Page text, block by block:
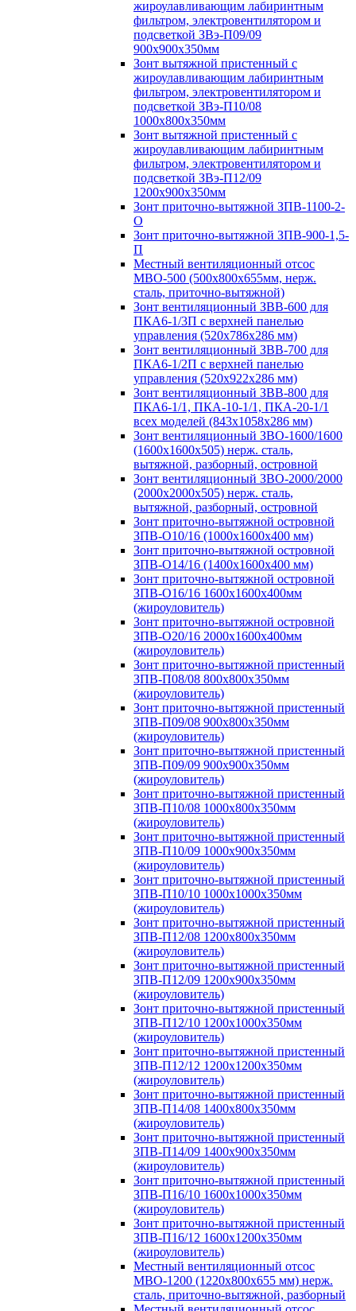
жироулавливающим лабиринтным
фильтром, электровентилятором и
подсветкой ЗВэ-П09/09
900х900х350мм
Зонт вытяжной пристенный с
жироулавливающим лабиринтным
фильтром, электровентилятором и
подсветкой ЗВэ-П10/08
1000х800х350мм
Зонт вытяжной пристенный с
жироулавливающим лабиринтным
фильтром, электровентилятором и
подсветкой ЗВэ-П12/09
1200х900х350мм
Зонт приточно-вытяжной ЗПВ-1100-2-
О
Зонт приточно-вытяжной ЗПВ-900-1,5-
П
Местный вентиляционный отсос
МВО-500 (500х800х655мм, нерж.
сталь, приточно-вытяжной)
Зонт вентиляционный ЗВВ-600 для
ПКА6-1/3П с верхней панелью
управления (520х786х286 мм)
Зонт вентиляционный ЗВВ-700 для
ПКА6-1/2П с верхней панелью
управления (520х922х286 мм)
Зонт вентиляционный ЗВВ-800 для
ПКА6-1/1, ПКА-10-1/1, ПКА-20-1/1
всех моделей (843х1058х286 мм)
Зонт вентиляционный ЗВО-1600/1600
(1600х1600х505) нерж. сталь,
вытяжной, разборный, островной
Зонт вентиляционный ЗВО-2000/2000
(2000х2000х505) нерж. сталь,
вытяжной, разборный, островной
Зонт приточно-вытяжной островной
ЗПВ-О10/16 (1000х1600х400 мм)
Зонт приточно-вытяжной островной
ЗПВ-О14/16 (1400х1600х400 мм)
Зонт приточно-вытяжной островной
ЗПВ-О16/16 1600х1600х400мм
(жироуловитель)
Зонт приточно-вытяжной островной
ЗПВ-О20/16 2000х1600х400мм
(жироуловитель)
Зонт приточно-вытяжной пристенный
ЗПВ-П08/08 800х800х350мм
(жироуловитель)
Зонт приточно-вытяжной пристенный
ЗПВ-П09/08 900х800х350мм
(жироуловитель)
Зонт приточно-вытяжной пристенный
ЗПВ-П09/09 900х900х350мм
(жироуловитель)
Зонт приточно-вытяжной пристенный
ЗПВ-П10/08 1000х800х350мм
(жироуловитель)
Зонт приточно-вытяжной пристенный
ЗПВ-П10/09 1000х900х350мм
(жироуловитель)
Зонт приточно-вытяжной пристенный
ЗПВ-П10/10 1000х1000х350мм
(жироуловитель)
Зонт приточно-вытяжной пристенный
ЗПВ-П12/08 1200х800х350мм
(жироуловитель)
Зонт приточно-вытяжной пристенный
ЗПВ-П12/09 1200х900х350мм
(жироуловитель)
Зонт приточно-вытяжной пристенный
ЗПВ-П12/10 1200х1000х350мм
(жироуловитель)
Зонт приточно-вытяжной пристенный
ЗПВ-П12/12 1200х1200х350мм
(жироуловитель)
Зонт приточно-вытяжной пристенный
ЗПВ-П14/08 1400х800х350мм
(жироуловитель)
Зонт приточно-вытяжной пристенный
ЗПВ-П14/09 1400х900х350мм
(жироуловитель)
Зонт приточно-вытяжной пристенный
ЗПВ-П16/10 1600х1000х350мм
(жироуловитель)
Зонт приточно-вытяжной пристенный
ЗПВ-П16/12 1600х1200х350мм
(жироуловитель)
Местный вентиляционный отсос
МВО-1200 (1220х800х655 мм) нерж.
сталь, приточно-вытяжной, разборный